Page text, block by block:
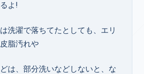
よ!
洗濯で落ちてたとしても、エリ
脂汚れや
は、部分洗いなどしないと、な